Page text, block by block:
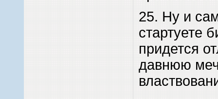
25. Ну и
стартуете
придется
давнюю